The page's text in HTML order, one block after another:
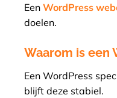
Een WordPress
doelen.
Waarom is een
Een WordPress
blijft deze stabiel.